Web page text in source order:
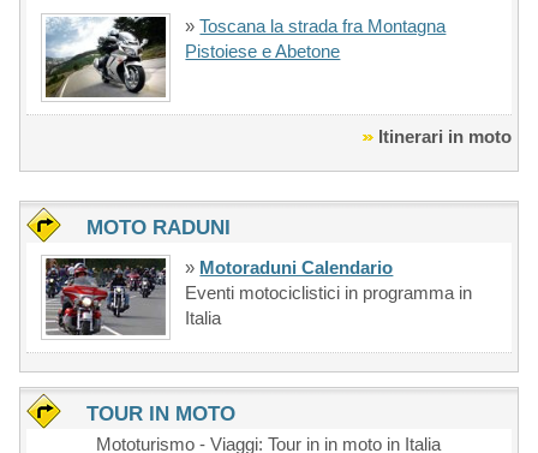
»Toscana la strada fra Montagna
Pistoiese e Abetone
Itinerari in moto
MOTO RADUNI
» Motoraduni Calendario
Eventi motociclistici in programma in
Italia
TOUR IN MOTO
Mototurismo - Viaggi: Tour in in moto in Italia